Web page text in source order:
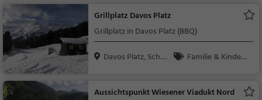
Grillplatz Davos Platz
Grillplatz in Davos Platz (BBQ)
Davos Platz, Schw
Familie & Kinder,
Aussichtspunkt Wiesener Viadukt Nord